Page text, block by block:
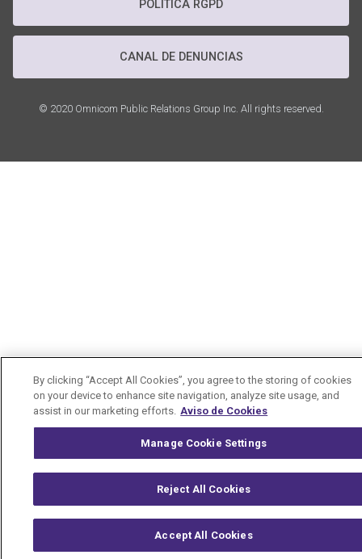
POLÍTICA RGPD
CANAL DE DENUNCIAS
© 2020 Omnicom Public Relations Group Inc. All rights reserved.
By clicking “Accept All Cookies”, you agree to the storing of cookies
on your device to enhance site navigation, analyze site usage, and
assist in our marketing efforts. Aviso de Cookies
Manage Cookie Settings
Reject All Cookies
Accept All Cookies